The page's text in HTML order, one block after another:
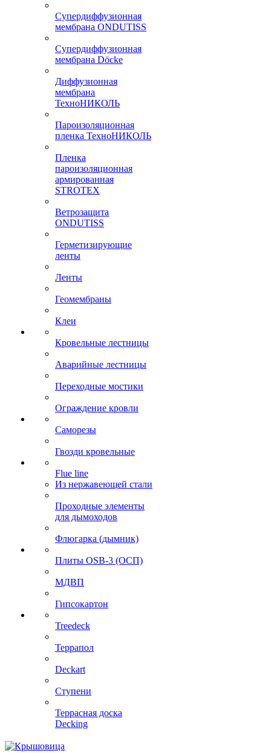
Супердиффузионная
мембрана ONDUTISS
Супердиффузионная
мембрана Döcke
Диффузионная
мембрана
ТехноНИКОЛЬ
Пароизоляционная
пленка ТехноНИКОЛЬ
Пленка
пароизоляционная
армированная
STROTEX
Ветрозащита
ONDUTISS
Герметизирующие
ленты
Ленты
Геомембраны
Клеи
Кровельные лестницы
Аварийные лестницы
Переходные мостики
Ограждение кровли
Саморезы
Гвозди кровельные
Flue line
Из нержавеющей стали
Проходные элементы
для дымоходов
Флюгарка (дымник)
Плиты OSB-3 (ОСП)
МДВП
Гипсокартон
Treedeck
Террапол
Deckart
Ступени
Террасная доска
Decking